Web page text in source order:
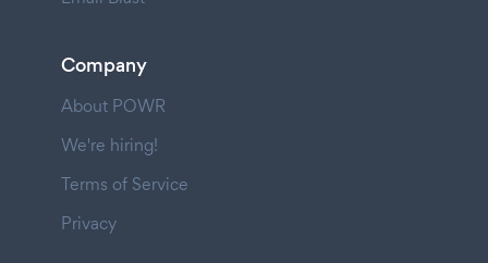
Company
About POWR
We're hiring!
Terms of Service
Privacy